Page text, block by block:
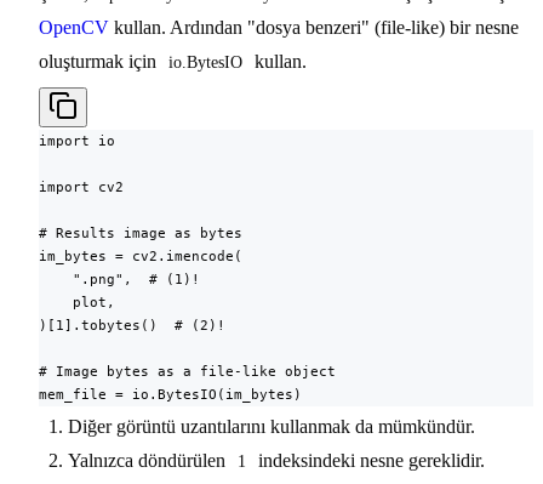
OpenCV kullan. Ardından "dosya benzeri" (file-like) bir nesne
oluşturmak için
io.BytesIO kullan.
import io
import cv2
# Results image as bytes
im_bytes = cv2.imencode(
    ".png",  # (1)!
    plot,
)[1].tobytes()  # (2)!
# Image bytes as a file-like object
mem_file = io.BytesIO(im_bytes)
Diğer görüntü uzantılarını kullanmak da mümkündür.
Yalnızca döndürülen
1
indeksindeki nesne gereklidir.